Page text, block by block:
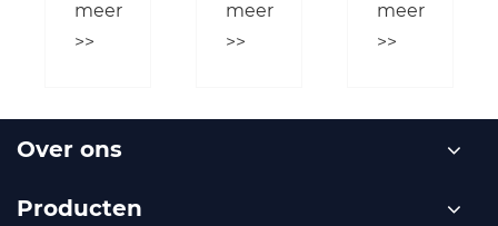
IGBT-
lasmachines?
meer
>>
veiligheid
en
meer
>>
inverter-
meer
>>
Over ons
Producten